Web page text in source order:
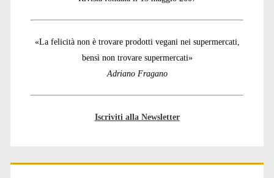
«La felicità non è trovare prodotti vegani nei supermercati,
bensì non trovare supermercati»
Adriano Fragano
Iscriviti alla Newsletter